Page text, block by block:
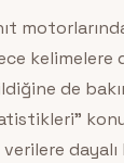
kelimelere
de